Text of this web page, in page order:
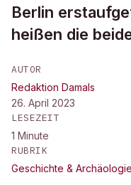
Berlin
heißen die
AUTOR
Redaktion Damals
26. April 2023
LESEZEIT
1 Minute
RUBRIK
Geschichte & Archäologie